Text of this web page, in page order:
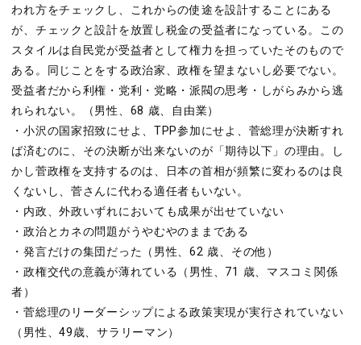
われ方をチェックし、これからの使途を設計することにある
が、チェックと設計を放置し税金の受益者になっている。この
スタイルは自民党が受益者として権力を担っていたそのもので
ある。同じことをする政治家、政権を望まないし必要でない。
受益者だから利権・党利・党略・派閥の思考・しがらみから逃
れられない。（男性、68 歳、自由業）
・小沢の国家招致にせよ、TPP参加にせよ、菅総理が決断すれ
ば済むのに、その決断が出来ないのが「期待以下」の理由。し
かし菅政権を支持するのは、日本の首相が頻繁に変わるのは良
くないし、菅さんに代わる適任者もいない。
・内政、外政いずれにおいても成果が出せていない
・政治とカネの問題がうやむやのままである
・発言だけの集団だった（男性、62 歳、その他）
・政権交代の意義が薄れている（男性、71 歳、マスコミ関係
者）
・菅総理のリーダーシップによる政策実現が実行されていない
（男性、49歳、サラリーマン）